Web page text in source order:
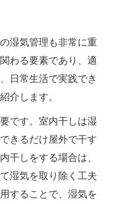
湿気管理も非常に重
わる要素であり、適
日常生活で実践でき
介します。
です。室内干しは湿
きるだけ屋外で干す
干しをする場合は、
湿気を取り除く工夫
することで、湿気を